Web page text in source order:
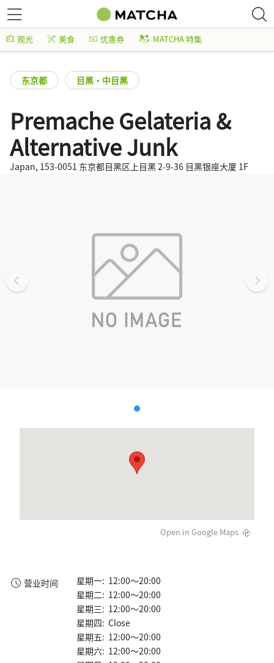
观光 美食 优惠券 MATCHA 特集
东京都 目黑・中目黑
Premache Gelateria &
Alternative Junk
Japan, 153-0051 东京都目黑区上目黑 2-9-36 目黑银座大厦 1F
Open in Google Maps
营业时间
星期一: 12:00～20:00
星期二: 12:00～20:00
星期三: 12:00～20:00
星期四: Close
星期五: 12:00～20:00
星期六: 12:00～20:00